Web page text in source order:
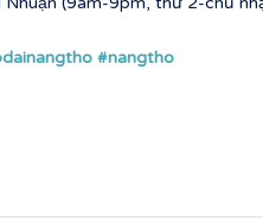
#nangtho